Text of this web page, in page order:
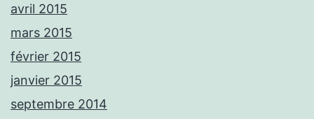
avril 2015
mars 2015
février 2015
janvier 2015
septembre 2014